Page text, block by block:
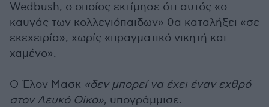
Wedbush, ο οποίος εκτίμησε ότι αυτός «ο
καυγάς των κολλεγιόπαιδων» θα καταλήξει «σε
εκεχειρία», χωρίς «πραγματικό νικητή και
χαμένο».
Ο Έλον Μασκ «δεν μπορεί να έχει έναν εχθρό
στον Λευκό Οίκο», υπογράμμισε.